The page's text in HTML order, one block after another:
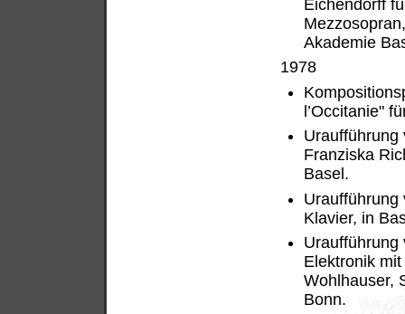
Eichendorff
Akademie
1978
l’Occitanie"
Uraufführung
Franziska
Basel.
Uraufführung
Klavier, in
Uraufführung
Elektronik
Wohlhauser,
Bonn.